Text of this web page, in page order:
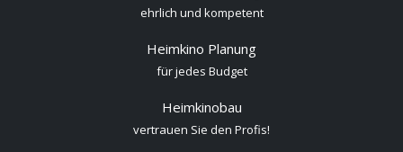
ehrlich und kompetent
Heimkino Planung
für jedes Budget
Heimkinobau
vertrauen Sie den Profis!